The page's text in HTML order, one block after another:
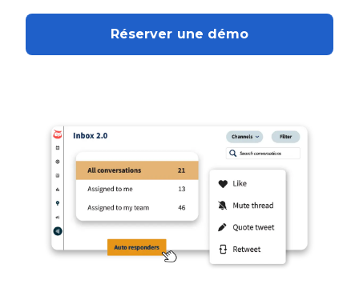
Réserver une démo